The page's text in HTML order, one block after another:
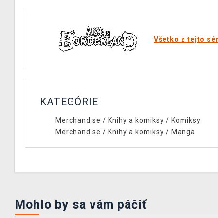
Všetko z tejto
KATEGÓRIE
Merchandise / Knihy a komiksy / Komiksy
Merchandise / Knihy a komiksy / Manga
Mohlo by sa vám páčiť